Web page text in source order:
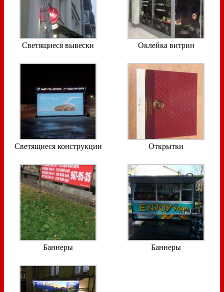
Светящиеся вывески Оклейка витрин
Светящиеся конструкции Открытки
Баннеры Баннеры